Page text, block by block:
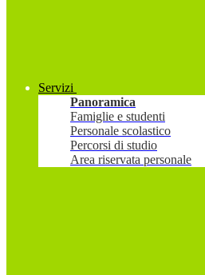
Servizi
Panoramica
Famiglie e studenti
Personale scolastico
Percorsi di studio
Area riservata personale